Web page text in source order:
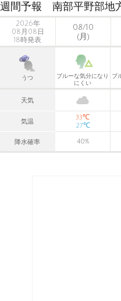
週間予報 南部平野部地
2026年
08月08日
18時発表
08/10
(月)
うつ
ブルーな気分になり
にくい
ブ
天気
気温
33℃
27℃
降水確率 40%